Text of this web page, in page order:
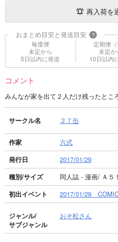
再入荷を
おまとめ目安と発送目安 ?
毎度便
未定から
5日以内に発送
定期便
未定か
10日以内
コメント
みんなが家を出て２人だけ残ったとこ
サークル名 ２７缶
作家
六式
発行日
2017/01/29
種別/サイズ
同人誌 - 漫画/ Ａ５
初出イベント
2017/01/29
ジャンル/
サブジャンル
おそ松さん